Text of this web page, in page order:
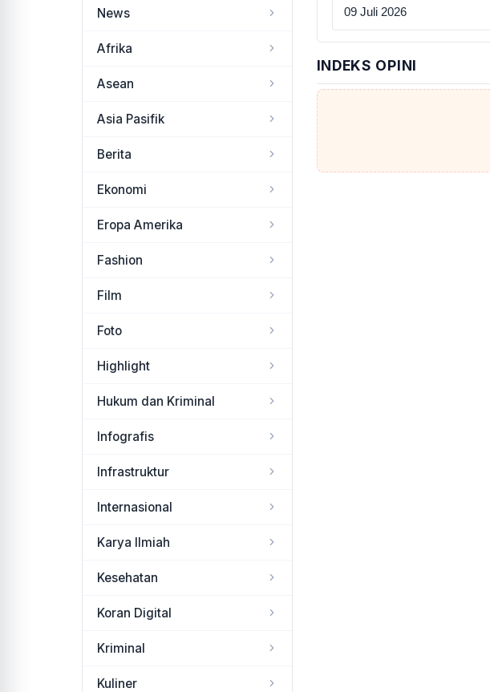
News
Afrika
Asean
Asia Pasifik
Berita
Ekonomi
Eropa Amerika
Fashion
Film
Foto
Highlight
Hukum dan Kriminal
Infografis
Infrastruktur
Internasional
Karya Ilmiah
Kesehatan
Koran Digital
Kriminal
Kuliner
INDEKS OPINI